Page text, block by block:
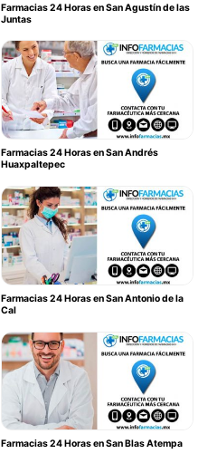
Farmacias 24 Horas en San Agustín de las
Juntas
Farmacias 24 Horas en San Andrés
Huaxpaltepec
Farmacias 24 Horas en San Antonio de la
Cal
Farmacias 24 Horas en San Blas Atempa